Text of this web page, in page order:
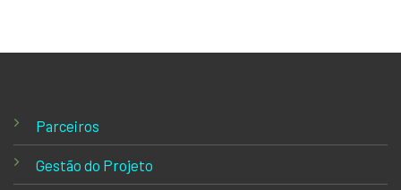
Parceiros
Gestão do Projeto